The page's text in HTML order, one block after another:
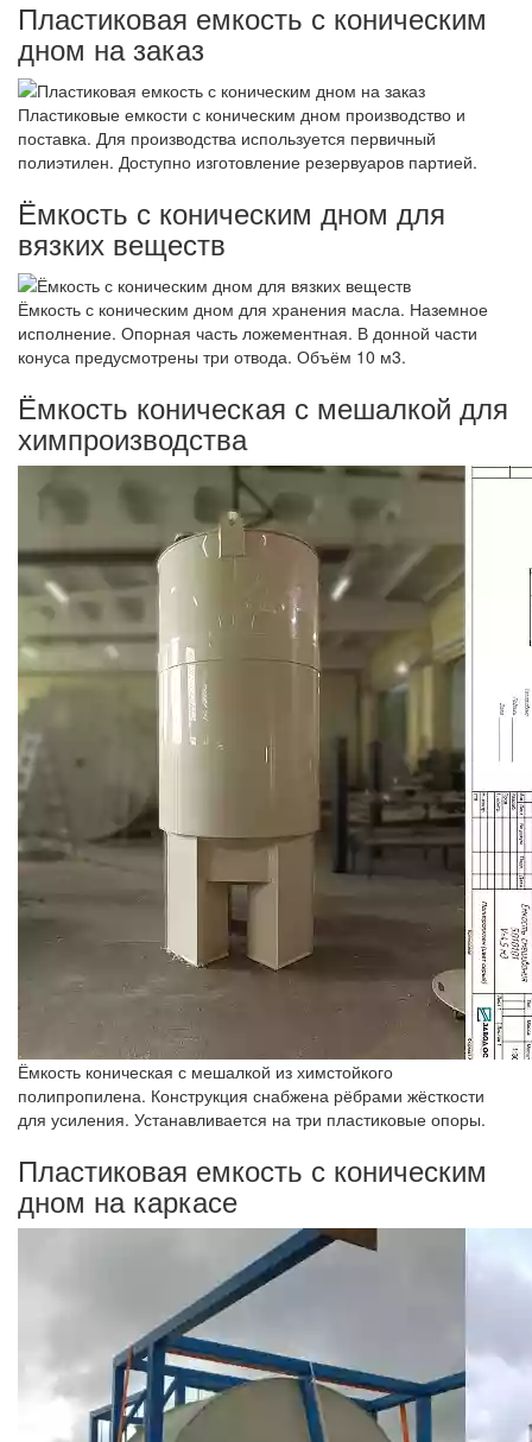
Пластиковая емкость с коническим
дном на заказ
Пластиковые емкости с коническим дном производство и
поставка. Для производства используется первичный
полиэтилен. Доступно изготовление резервуаров партией.
Ёмкость с коническим дном для
вязких веществ
Ёмкость с коническим дном для хранения масла. Наземное
исполнение. Опорная часть ложементная. В донной части
конуса предусмотрены три отвода. Объём 10 м3.
Ёмкость коническая с мешалкой для
химпроизводства
Ёмкость коническая с мешалкой из химстойкого
полипропилена. Конструкция снабжена рёбрами жёсткости
для усиления. Устанавливается на три пластиковые опоры.
Пластиковая емкость с коническим
дном на каркасе